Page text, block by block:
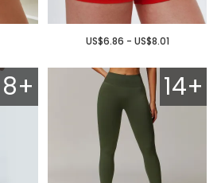
US$6.86 - US$8.01
8+ 14+